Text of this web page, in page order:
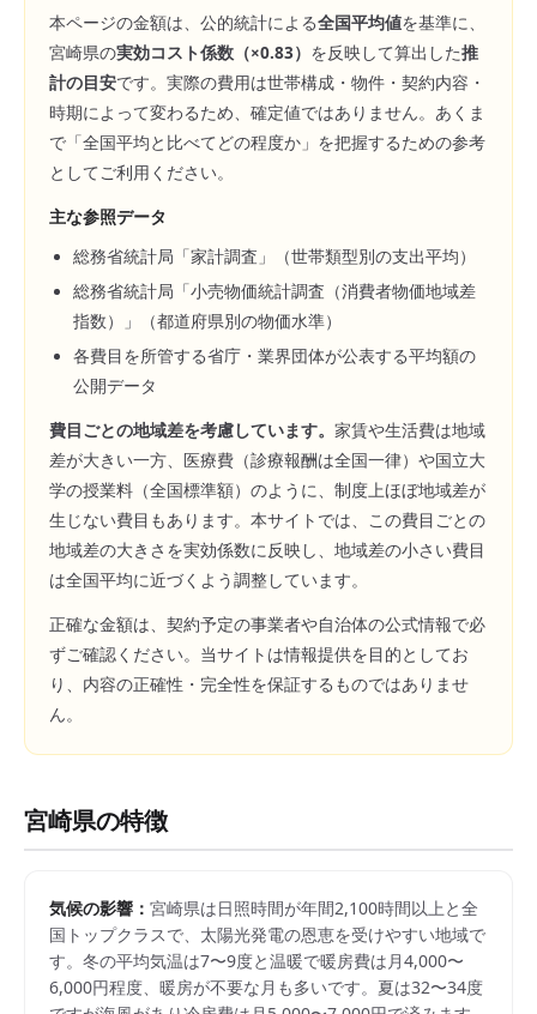
本ページの金額は、公的統計による全国平均値を基準に、
宮崎県の実効コスト係数（×0.83） を反映して算出した推
計の目安です。実際の費用は世帯構成・物件・契約内容・
時期によって変わるため、確定値ではありません。あくま
で「全国平均と比べてどの程度か」を把握するための参考
としてご利用ください。
主な参照データ
総務省統計局「家計調査」（世帯類型別の支出平均）
総務省統計局「小売物価統計調査（消費者物価地域差
指数）」（都道府県別の物価水準）
各費目を所管する省庁・業界団体が公表する平均額の
公開データ
費目ごとの地域差を考慮しています。 家賃や生活費は地域
差が大きい一方、医療費（診療報酬は全国一律）や国立大
学の授業料（全国標準額）のように、制度上ほぼ地域差が
生じない費目もあります。本サイトでは、この費目ごとの
地域差の大きさを実効係数に反映し、地域差の小さい費目
は全国平均に近づくよう調整しています。
正確な金額は、契約予定の事業者や自治体の公式情報で必
ずご確認ください。当サイトは情報提供を目的としてお
り、内容の正確性・完全性を保証するものではありませ
ん。
宮崎県の特徴
気候の影響： 宮崎県は日照時間が年間2,100時間以上と全
国トップクラスで、太陽光発電の恩恵を受けやすい地域で
す。冬の平均気温は7〜9度と温暖で暖房費は月4,000〜
6,000円程度、暖房が不要な月も多いです。夏は32〜34度